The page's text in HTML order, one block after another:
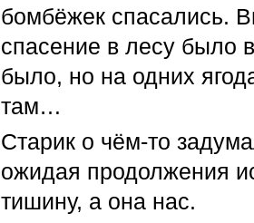
бомбёжек спасались.
спасение в лесу было
было, но на одних
там…
Старик о чём-то
ожидая продолжения
тишину, а она нас.